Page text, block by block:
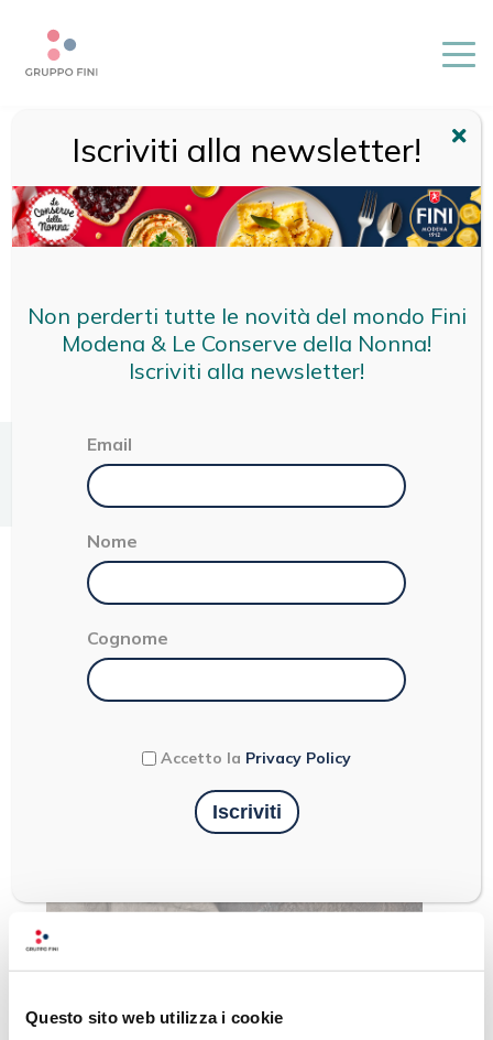
Questo sito web utilizza i cookie
/TORTELLONI
< 1
TORTELLONI
Ultimi articoli
Iscriviti alla newsletter!
Non perderti tutte le novità del mondo Fini
Modena & Le Conserve della Nonna!
Iscriviti alla newsletter!
Email
Nome
Cognome
Accetto la Privacy Policy